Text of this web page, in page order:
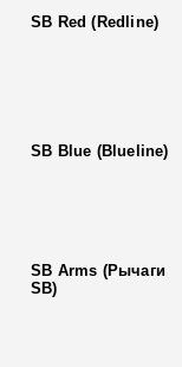
SB Red (Redline)
SB Blue (Blueline)
SB Arms (Рычаги
SB)